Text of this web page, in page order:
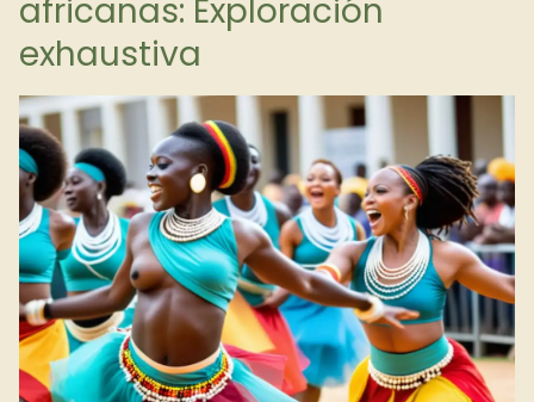
africanas: Exploración
exhaustiva